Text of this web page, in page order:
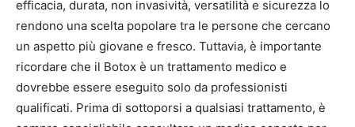
efficacia, durata, non invasività, versatilità e sicurezza lo
rendono una scelta popolare tra le persone che cercano
un aspetto più giovane e fresco. Tuttavia, è importante
ricordare che il Botox è un trattamento medico e
dovrebbe essere eseguito solo da professionisti
qualificati. Prima di sottoporsi a qualsiasi trattamento, è